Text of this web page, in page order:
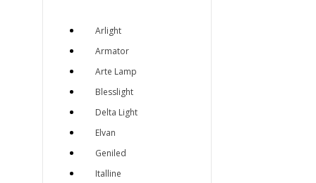
Arlight
Armator
Arte Lamp
Blesslight
Delta Light
Elvan
Geniled
Italline